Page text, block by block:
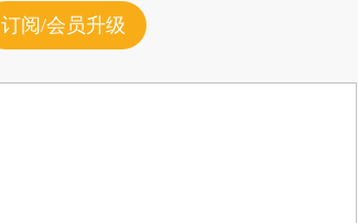
订阅/会员升级